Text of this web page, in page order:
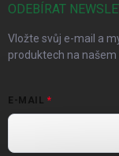
ODEBÍRAT
Vložte svůj e-mail a
produktech na našem
E-MAIL